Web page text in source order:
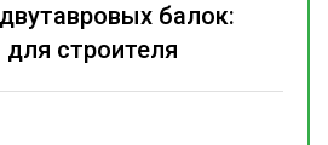
балок:
строителя